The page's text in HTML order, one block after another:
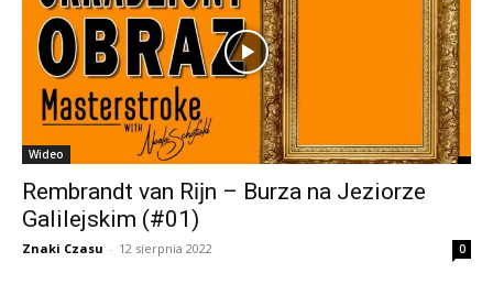
Wideo
Rembrandt van Rĳn – Burza na Jeziorze
Galilejskim (#01)
Znaki Czasu - 12 sierpnia 2022 0